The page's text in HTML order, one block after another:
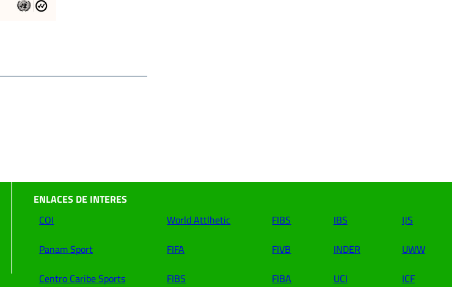
ENLACES DE INTERES
COI
Panam Sport
Centro Caribe Sports
World Attlhetic
FIFA
FIBS
FIBS
FIVB
FIBA
IBS
INDER
UCI
IJS
UWW
ICF